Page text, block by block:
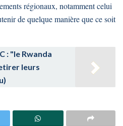
régionaux, notamment celui
de quelque manière que ce soit
: "le Rwanda
leurs